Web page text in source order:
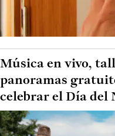
Música en vivo,
panoramas
celebrar el Día del